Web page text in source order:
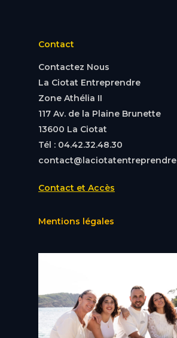
Contact
Contactez Nous
La Ciotat Entreprendre
Zone Athélia II
117 Av. de la Plaine Brunette
13600 La Ciotat
Tél : 04.42.32.48.30
Contact et Accès
Mentions légales